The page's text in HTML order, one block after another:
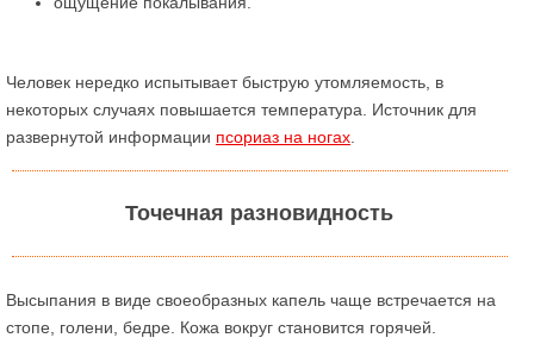
Человек нередко испытывает быструю утомляемость, в
некоторых случаях повышается температура. Источник для
развернутой информации псориаз на ногах
Точечная разновидность
Высыпания в виде своеобразных капель чаще встречается на
стопе, голени, бедре. Кожа вокруг становится горячей.